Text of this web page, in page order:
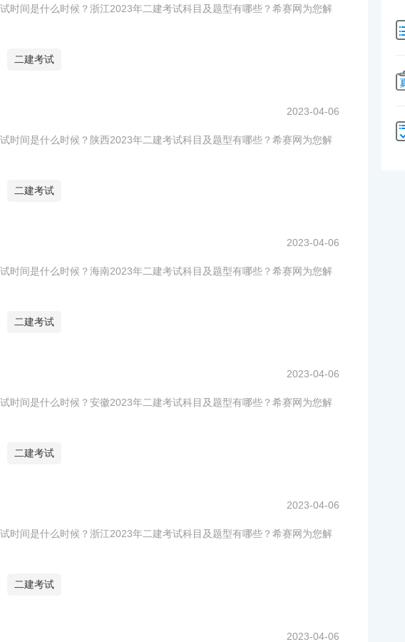
时间是什么时候？浙江2023年二建考试科目及题型有哪些？希赛网为您解
二建考试
2023-04-06
时间是什么时候？陕西2023年二建考试科目及题型有哪些？希赛网为您解
二建考试
2023-04-06
时间是什么时候？海南2023年二建考试科目及题型有哪些？希赛网为您解
二建考试
2023-04-06
时间是什么时候？安徽2023年二建考试科目及题型有哪些？希赛网为您解
二建考试
2023-04-06
时间是什么时候？浙江2023年二建考试科目及题型有哪些？希赛网为您解
二建考试
2023-04-06